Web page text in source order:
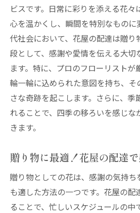
ビスです。日常に彩りを添える花々
心を温かくし、瞬間を特別なものに
代社会において、花屋の配達は贈り
段として、感謝や愛情を伝える大切
ます。特に、プロのフローリスト
輪一輪に込められた意図を持ち、
さな奇跡を起こします。さらに、季
れることで、四季の移ろいを感じな
きます。
贈り物に最適！花屋の配達
贈り物としての花は、感謝の気持ち
も適した方法の一つです。花屋の配
ることで、忙しいスケジュールの中